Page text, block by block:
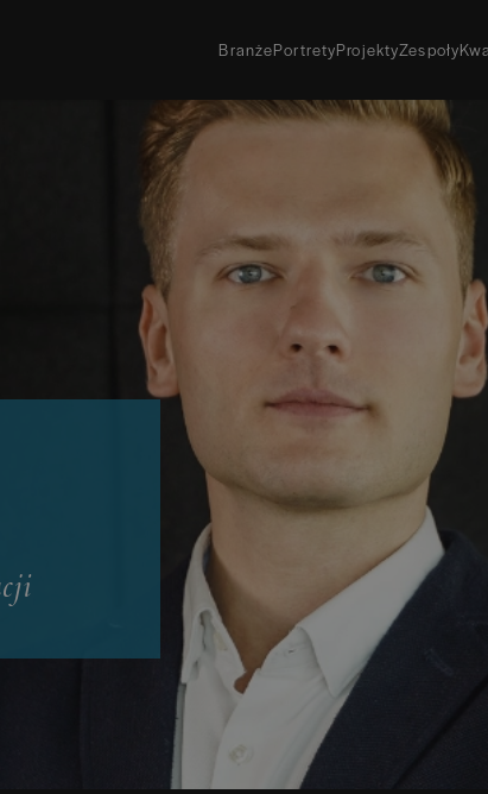
BranżePortretyProjektyZespoły
Chcesz